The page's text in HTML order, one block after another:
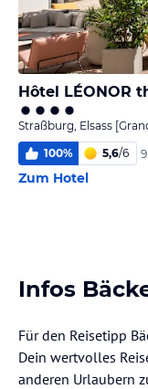
Straßburg, Elsass
100% 5,6/6
Zum Hotel
Infos
Für den Reisetipp
Dein wertvolles
anderen Urlaubern